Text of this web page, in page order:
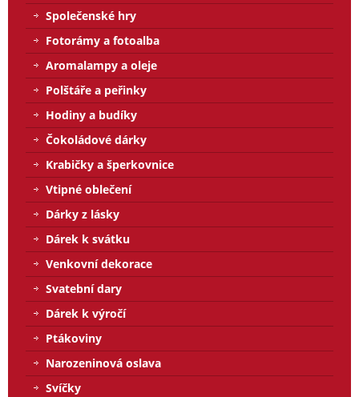
Společenské hry
Fotorámy a fotoalba
Aromalampy a oleje
Polštáře a peřinky
Hodiny a budíky
Čokoládové dárky
Krabičky a šperkovnice
Vtipné oblečení
Dárky z lásky
Dárek k svátku
Venkovní dekorace
Svatební dary
Dárek k výročí
Ptákoviny
Narozeninová oslava
Svíčky